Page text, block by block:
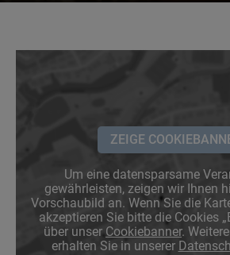
ZEIGE
Um eine datensparsame
gewährleisten, zeigen wir Ihnen
Vorschaubild an. Wenn Sie die
akzeptieren Sie bitte die Cookies
über unserCookiebanner.
erhalten Sie in unserer